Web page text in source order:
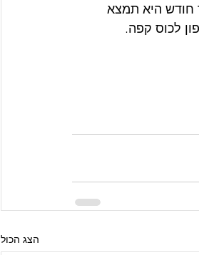
חודש היא תמצא
לכוס קפה.
הצג הכול